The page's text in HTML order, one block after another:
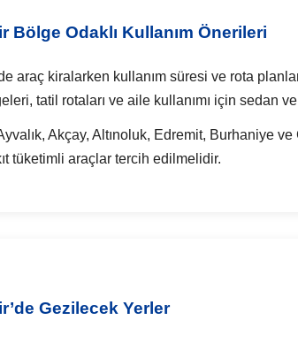
Bölge Odaklı Kullanım Önerileri
araç kiralarken kullanım süresi ve rota
tatil rotaları ve aile kullanımı için sedan
Akçay, Altınoluk, Edremit, Burhaniye
tüketimli araçlar tercih edilmelidir.
Gezilecek Yerler